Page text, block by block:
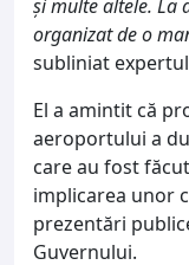
și multe altele. La
organizat de o
subliniat
El a amintit că
aeroportului a
care au fost
implicarea unor
prezentări
Guvernului.